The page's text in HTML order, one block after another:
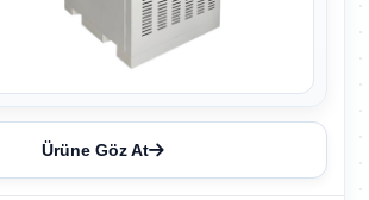
Ürüne Göz At